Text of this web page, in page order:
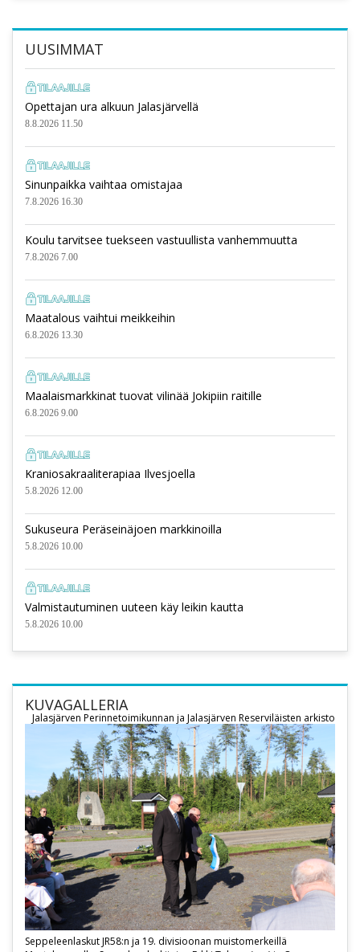
UUSIMMAT
Opettajan ura alkuun Jalasjärvellä
8.8.2026 11.50
Sinunpaikka vaihtaa omistajaa
7.8.2026 16.30
Koulu tarvitsee tuekseen vastuullista vanhemmuutta
7.8.2026 7.00
Maatalous vaihtui meikkeihin
6.8.2026 13.30
Maalaismarkkinat tuovat vilinää Jokipiin raitille
6.8.2026 9.00
Kraniosakraaliterapiaa Ilvesjoella
5.8.2026 12.00
Sukuseura Peräseinäjoen markkinoilla
5.8.2026 10.00
Valmistautuminen uuteen käy leikin kautta
5.8.2026 10.00
KUVAGALLERIA
Seppeleenlaskut JR58:n ja 19. divisioonan muistomerkeillä
Jalasjärven Perinnetoimikunnan ja Jalasjärven Reserviläisten arkisto